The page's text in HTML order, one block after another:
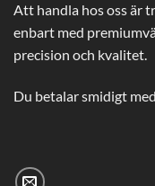
Att handla hos oss är
enbart med
precision och kvalitet.
Du betalar smidigt